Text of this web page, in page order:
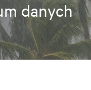
danych